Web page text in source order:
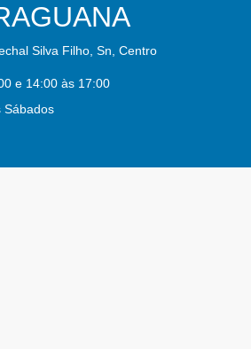
Silva Filho, Sn, Centro
e 14:00 às 17:00
Sábados